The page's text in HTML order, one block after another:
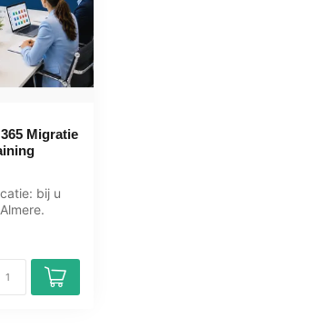
Migratie
bij u